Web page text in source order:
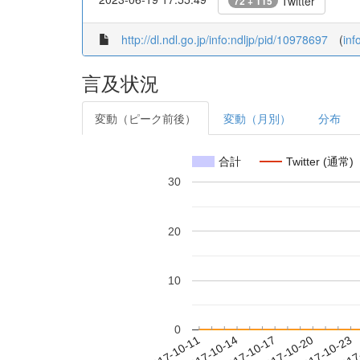
http://dl.ndl.go.jp/info:ndljp/pid/10978697 (
言及状況
変動（ピーク前後） 変動（月別） 分布
合計 Twitter (通常)
0
10
20
30